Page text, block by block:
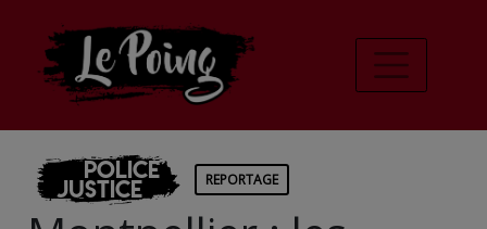
Police
Justice REPORTAGE